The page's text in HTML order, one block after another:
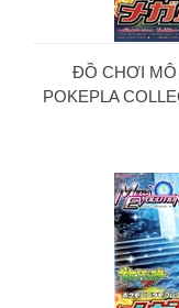
ĐỒ CHƠI MÔ
POKEPLA